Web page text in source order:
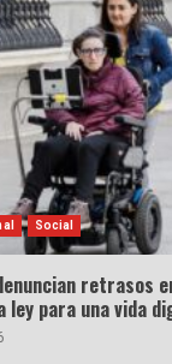
Social
retrasos
ley para una vida